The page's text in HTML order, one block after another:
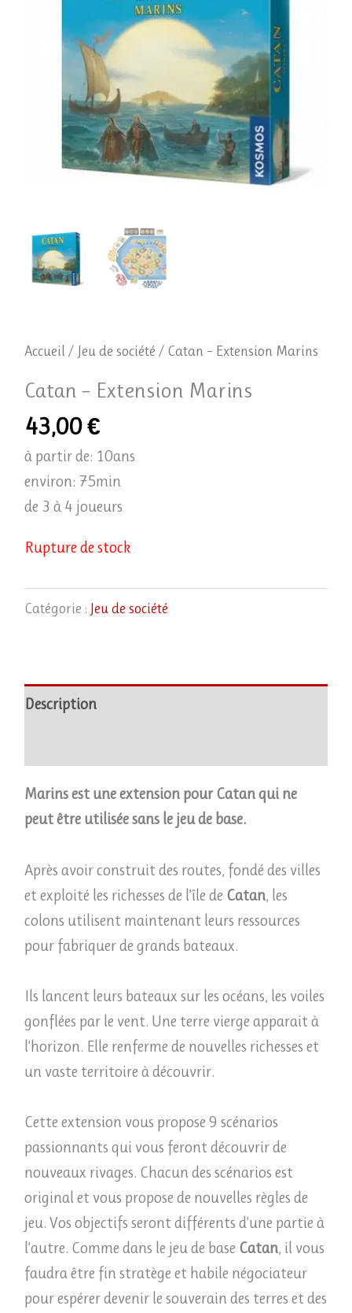
Accueil / Jeu de société / Catan – Extension Marins
Catan – Extension Marins
43,00€
à partir de: 10ans
environ: 75min
de 3 à 4 joueurs
Rupture de stock
Catégorie : Jeu de société
Description
Marins est une extension pour Catan qui ne
peut être utilisée sans le jeu de base.
Après avoir construit des routes, fondé des villes
et exploité les richesses de l’île de Catan, les
colons utilisent maintenant leurs ressources
pour fabriquer de grands bateaux.
Ils lancent leurs bateaux sur les océans, les voiles
gonflées par le vent. Une terre vierge apparait à
l’horizon. Elle renferme de nouvelles richesses et
un vaste territoire à découvrir.
Cette extension vous propose 9 scénarios
passionnants qui vous feront découvrir de
nouveaux rivages. Chacun des scénarios est
original et vous propose de nouvelles règles de
jeu. Vos objectifs seront différents d’une partie à
l’autre. Comme dans le jeu de base Catan, il vous
faudra être fin stratège et habile négociateur
pour espérer devenir le souverain des terres et des